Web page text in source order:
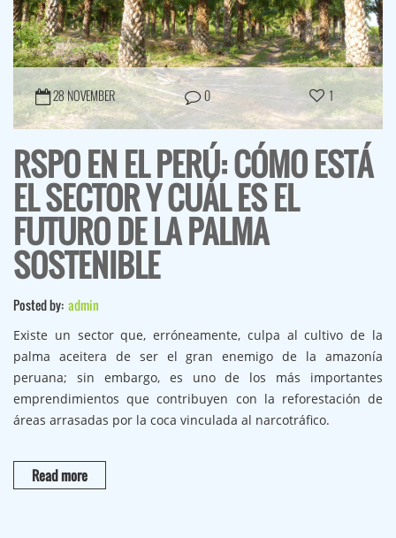
28 NOVEMBER 0 1
RSPO EN EL PERÚ: CÓMO ESTÁ
EL SECTOR Y CUÁL ES EL
FUTURO DE LA PALMA
SOSTENIBLE
Posted by: admin
Existe un sector que, erróneamente, culpa al cultivo de la
palma aceitera de ser el gran enemigo de la amazonía
peruana; sin embargo, es uno de los más importantes
emprendimientos que contribuyen con la reforestación de
áreas arrasadas por la coca vinculada al narcotráfico.
Read more